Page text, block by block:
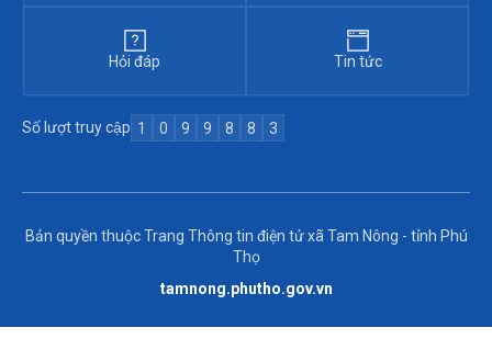
Hỏi đáp Tin tức
Số lượt truy cập 1 0 9 9 8 8 3
Bản quyền thuộc Trang Thông tin điện tử xã Tam Nông - tỉnh Phú
Thọ
tamnong.phutho.gov.vn